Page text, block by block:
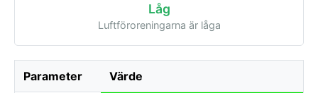
Låg
Luftföroreningarna är låga
Parameter Värde